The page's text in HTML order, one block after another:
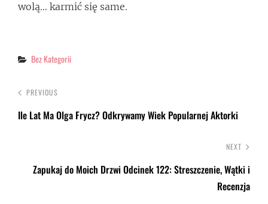
wolą… karmić się same.
Categories
Bez Kategorii
PREVIOUS
Ile Lat Ma Olga Frycz? Odkrywamy Wiek Popularnej Aktorki
NEXT
Zapukaj do Moich Drzwi Odcinek 122: Streszczenie, Wątki i
Recenzja